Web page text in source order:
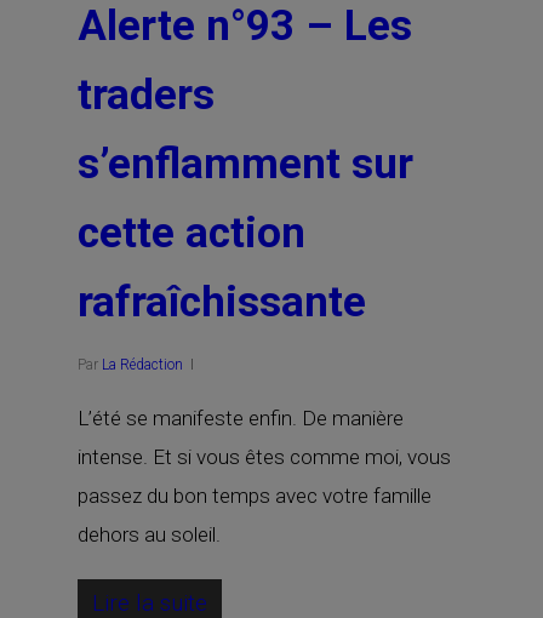
Alerte n°93 – Les
traders
s’enflamment sur
cette action
rafraîchissante
Par La Rédaction
L’été se manifeste enfin. De manière
intense. Et si vous êtes comme moi, vous
passez du bon temps avec votre famille
dehors au soleil.
Lire la suite